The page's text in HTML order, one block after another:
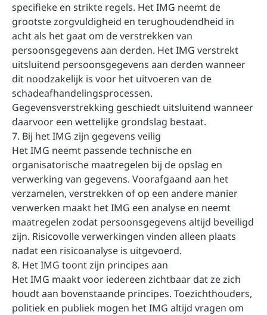
specifieke en strikte regels. Het IMG neemt de
grootste zorgvuldigheid en terughoudendheid in
acht als het gaat om de verstrekken van
persoonsgegevens aan derden. Het IMG verstrekt
uitsluitend persoonsgegevens aan derden wanneer
dit noodzakelijk is voor het uitvoeren van de
schadeafhandelingsprocessen.
Gegevensverstrekking geschiedt uitsluitend wanneer
daarvoor een wettelijke grondslag bestaat.
7. Bij het IMG zijn gegevens veilig
Het IMG neemt passende technische en
organisatorische maatregelen bij de opslag en
verwerking van gegevens. Voorafgaand aan het
verzamelen, verstrekken of op een andere manier
verwerken maakt het IMG een analyse en neemt
maatregelen zodat persoonsgegevens altijd beveiligd
zijn. Risicovolle verwerkingen vinden alleen plaats
nadat een risicoanalyse is uitgevoerd.
8. Het IMG toont zijn principes aan
Het IMG maakt voor iedereen zichtbaar dat ze zich
houdt aan bovenstaande principes. Toezichthouders,
politiek en publiek mogen het IMG altijd vragen om